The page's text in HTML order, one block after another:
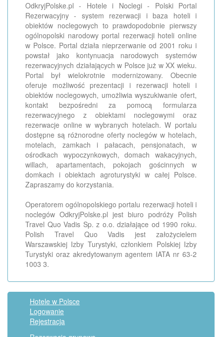
OdkryjPolske.pl - Hotele i Noclegi - Polski Portal
Rezerwacyjny - system rezerwacji i baza hoteli i
obiektów noclegowych to prawdopodobnie pierwszy
ogólnopolski narodowy portal rezerwacji hoteli online
w Polsce. Portal działa nieprzerwanie od 2001 roku i
powstał jako kontynuacja narodowych systemów
rezerwacyjnych działających w Polsce już w XX wieku.
Portal był wielokrotnie modernizowany. Obecnie
oferuje możliwość prezentacji i rezerwacji hoteli i
obiektów noclegowych, umożliwia wyszukiwanie ofert,
kontakt bezpośredni za pomocą formularza
rezerwacyjnego z obiektami noclegowymi oraz
rezerwacje online w wybranych hotelach. W portalu
dostępne są różnorodne oferty noclegów w hotelach,
motelach, zamkach i pałacach, pensjonatach, w
ośrodkach wypoczynkowych, domach wakacyjnych,
willach, apartamentach, pokojach gościnnych w
domkach i obiektach agroturystyki w całej Polsce.
Zapraszamy do korzystania.
Operatorem ogólnopolskiego portalu rezerwacji hoteli i
noclegów OdkryjPolske.pl jest biuro podróży Polish
Travel Quo Vadis Sp. z o.o. działające od 1990 roku.
Polish Travel Quo Vadis jest założycielem
Warszawskiej Izby Turystyki, członkiem Polskiej Izby
Turystyki oraz akredytowanym agentem IATA nr 63-2
1003 3.
Hotele w Polsce
Logowanie
Rejestracja